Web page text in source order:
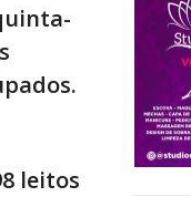
leitos